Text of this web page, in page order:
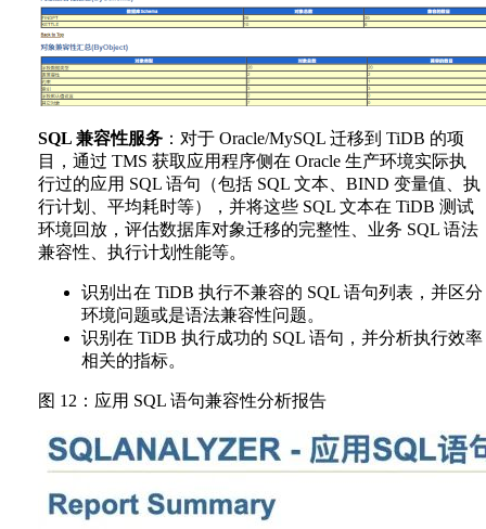
SQL 兼容性服务 ：对于 Oracle/MySQL 迁移到 TiDB 的项
目，通过 TMS 获取应用程序侧在 Oracle 生产环境实际执
行过的应用 SQL 语句（包括 SQL 文本、BIND 变量值、执
行计划、平均耗时等），并将这些 SQL 文本在 TiDB 测试
环境回放，评估数据库对象迁移的完整性、业务 SQL 语法
兼容性、执行计划性能等。
识别出在 TiDB 执行不兼容的 SQL 语句列表，并区分
环境问题或是语法兼容性问题。
识别在 TiDB 执行成功的 SQL 语句，并分析执行效率
相关的指标。
图 12：应用 SQL 语句兼容性分析报告